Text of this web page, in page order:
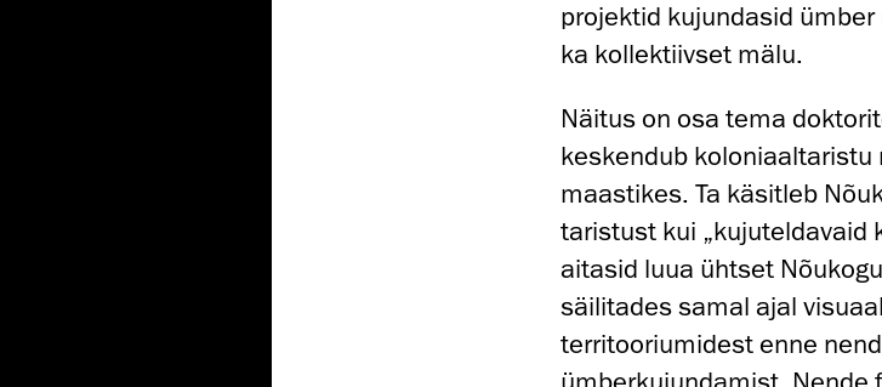
projektid kujundasid
ka kollektiivset mälu.
Näitus on osa tema
keskendub koloniaaltaristu
maastikes. Ta käsitleb
taristust kui „kujuteldavaid
aitasid luua ühtset
säilitades samal ajal
territooriumidest enne